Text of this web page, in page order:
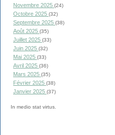
Novembre 2025 (24)
Octobre 2025 (32)
Septembre 2025 (38)
Août 2025 (35)
Juillet 2025 (33)
Juin 2025 (32)
Mai 2025 (33)
Avril 2025 (36)
Mars 2025 (35)
Février 2025 (38)
Janvier 2025 (37)
In medio stat virtus.